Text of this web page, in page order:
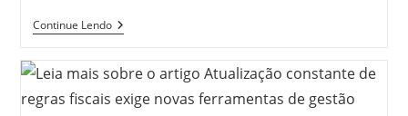
Continue LendoCustos
Com
Colocam
Em
Evidência